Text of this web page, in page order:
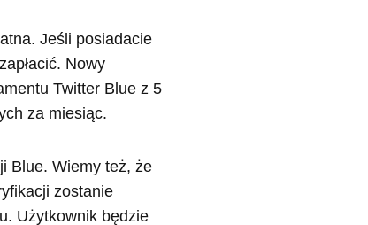
Jeśli posiadacie
Nowy
Twitter Blue z 5
za miesiąc.
Blue. Wiemy też, że
zostanie
Użytkownik będzie